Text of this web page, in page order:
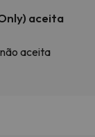
aceita
aceita